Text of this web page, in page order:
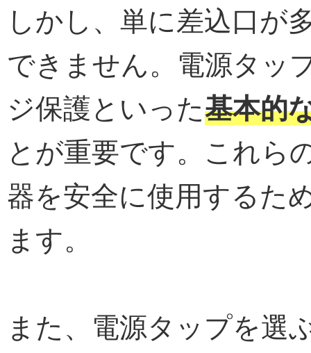
しかし、単に差込口が
できません。電源タッ
ジ保護といった基本的
とが重要です。これら
器を安全に使用するた
ます。
また、電源タップを選